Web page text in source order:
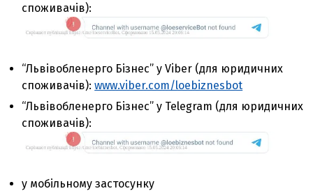
споживачів):
“Львівобленерго Бізнес” у Viber (для юридичних
споживачів):www.viber.com/loebiznesbot
“Львівобленерго Бізнес” у Telegram (для юридичних
споживачів):
у мобільному застосунку